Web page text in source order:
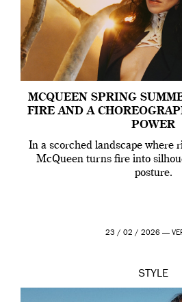
MCQUEEN SPRING
FIRE AND A
POWER
In a scorched landscape where
McQueen turns fire into
posture.
23 / 02 / 2026 —
STYLE